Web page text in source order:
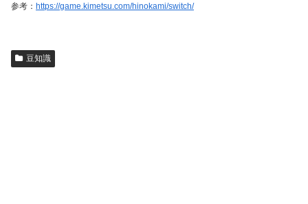
参考： https://game.kimetsu.com/hinokami/switch/
豆知識